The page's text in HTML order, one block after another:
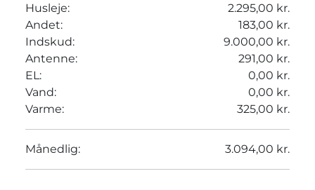
Husleje:
2.295,00 kr.
Andet:
183,00 kr.
Indskud:
9.000,00 kr.
Antenne:
291,00 kr.
EL:
0,00 kr.
Vand:
0,00 kr.
Varme:
325,00 kr.
Månedlig: 3.094,00 kr.